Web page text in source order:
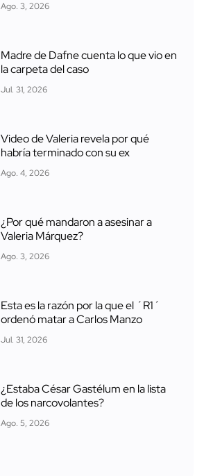
Ago. 3, 2026
Madre de Dafne cuenta lo que vio en
la carpeta del caso
Jul. 31, 2026
Video de Valeria revela por qué
habría terminado con su ex
Ago. 4, 2026
¿Por qué mandaron a asesinar a
Valeria Márquez?
Ago. 3, 2026
Esta es la razón por la que el ´R1´
ordenó matar a Carlos Manzo
Jul. 31, 2026
¿Estaba César Gastélum en la lista
de los narcovolantes?
Ago. 5, 2026